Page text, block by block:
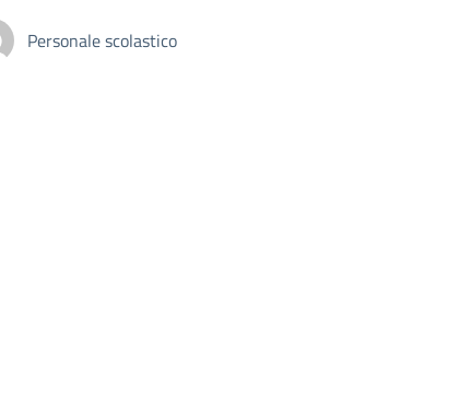
Personale scolastico